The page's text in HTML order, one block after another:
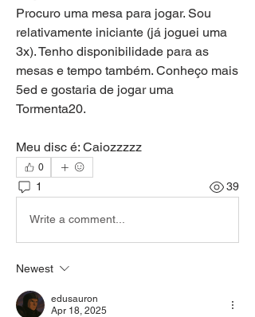
Procuro uma mesa para jogar. Sou
relativamente iniciante (já joguei uma
3x). Tenho disponibilidade para as
mesas e tempo também. Conheço mais
5ed e gostaria de jogar uma
Tormenta20.
Meu disc é: Caiozzzzz
0
1 39
Write a comment...
Newest
edusauron
Apr 18, 2025